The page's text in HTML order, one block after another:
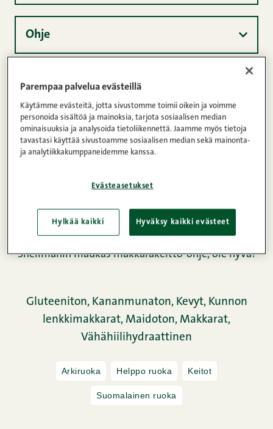
Parempaa palvelua evästeillä
Käytämme evästeitä, jotta sivustomme toimii oikein ja voimme
personoida sisältöä ja mainoksia, tarjota sosiaalisen median
ominaisuuksia ja analysoida tietoliikennettä. Jaamme myös tietoja
tavastasi käyttää sivustoamme sosiaalisen median sekä mainonta-
ja analytiikkakumppaneidemme kanssa.
Evästeasetukset
Hylkää kaikki Hyväksy kaikki evästeet